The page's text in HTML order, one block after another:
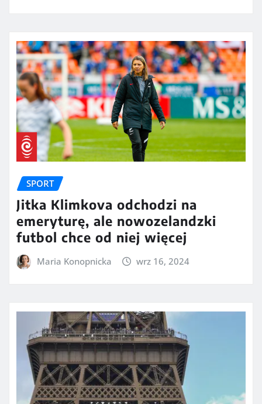
SPORT
Jitka Klimkova odchodzi na
emeryturę, ale nowozelandzki
futbol chce od niej więcej
Maria Konopnicka wrz 16, 2024